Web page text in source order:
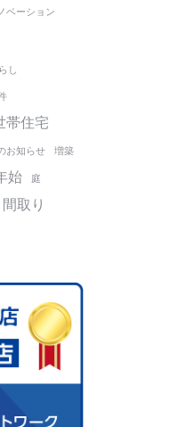
ベーション
し
帯住宅
お知らせ 増築
始 庭
間取り